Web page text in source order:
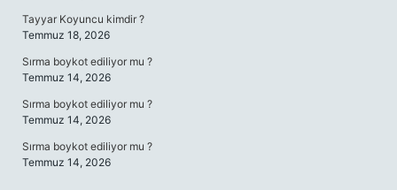
Tayyar Koyuncu kimdir ?
Temmuz 18, 2026
Sırma boykot ediliyor mu ?
Temmuz 14, 2026
Sırma boykot ediliyor mu ?
Temmuz 14, 2026
Sırma boykot ediliyor mu ?
Temmuz 14, 2026